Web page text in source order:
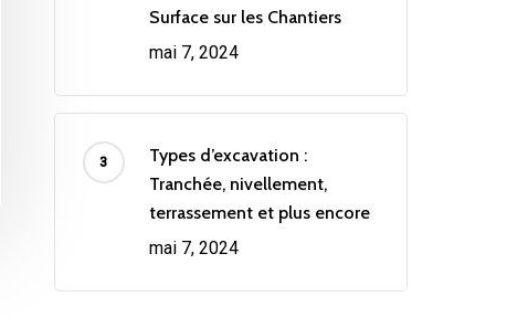
Surface sur les Chantiers
mai 7, 2024
Types d’excavation :
Tranchée, nivellement,
terrassement et plus encore
mai 7, 2024